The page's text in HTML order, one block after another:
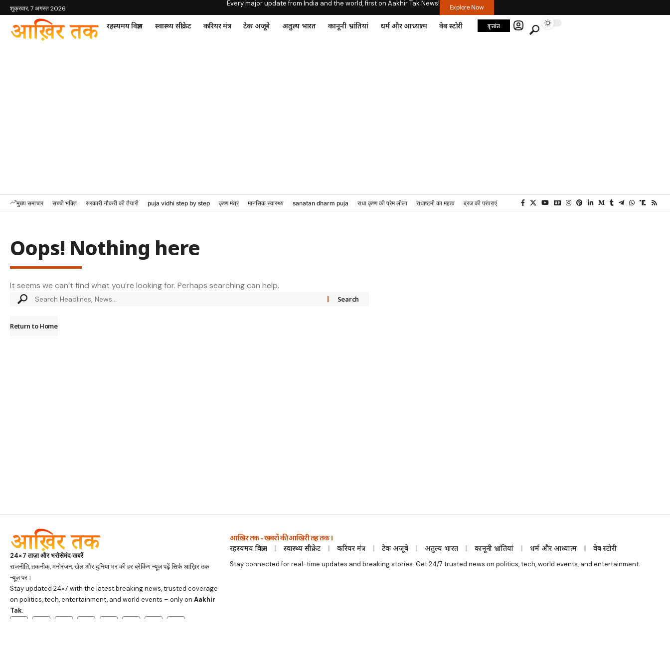
शुक्रवार, 7 अगस्त 2026
Every major update from India and the world, first on Aakhir Tak News! Explore Now
रहस्यमय विज्ञान स्वास्थ्य सीक्रेट करियर मंत्र टेक अजूबे अतुल्य भारत कानूनी भ्रांतियां धर्म और आध्यात्म वेब स्टोरी वृत्तांत
मुख्य समाचार सच्ची भक्ति सरकारी नौकरी की तैयारी puja vidhi step by step कृष्ण मंत्र मानसिक स्वास्थ्य sanatan dharm puja राधा कृष्ण की प्रेम लीला राधाष्टमी का महत्व ब्रज की परंपराएं
Oops! Nothing here
It seems we can’t find what you’re looking for. Perhaps searching can help.
Return to Home
24×7 ताज़ा और भरोसेमंद खबरें
राजनीति, तकनीक, मनोरंजन, खेल और दुनिया भर की हर ब्रेकिंग न्यूज़ पढ़ें सिर्फ आख़िर तक
न्यूज़ पर।
Stay updated 24×7 with the latest breaking news, trusted coverage
on politics, tech, entertainment, and world events – only on Aakhir
Tak.
आख़िर तक - खबरों की आखिरी तह तक ।
रहस्यमय विज्ञान स्वास्थ्य सीक्रेट करियर मंत्र टेक अजूबे अतुल्य भारत कानूनी भ्रांतियां धर्म और आध्यात्म वेब स्टोरी
Stay connected for real-time updates and breaking stories. Get 24/7 trusted news on politics, tech, world events, and entertainment.